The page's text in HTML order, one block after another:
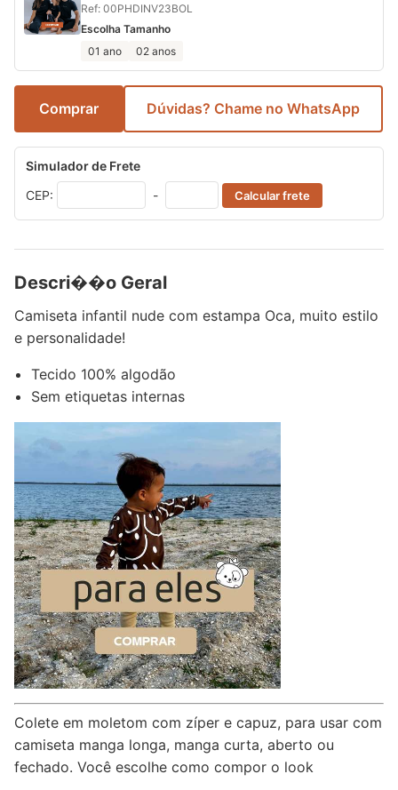
Ref: 00PHDINV23BOL
Escolha Tamanho
01 ano
02 anos
Comprar Dúvidas? Chame no WhatsApp
Simulador de Frete
CEP:
- Calcular frete
Descri��o Geral
Camiseta infantil nude com estampa Oca, muito estilo
e personalidade!
Tecido 100% algodão
Sem etiquetas internas
Colete em moletom com zíper e capuz, para usar com
camiseta manga longa, manga curta, aberto ou
fechado. Você escolhe como compor o look